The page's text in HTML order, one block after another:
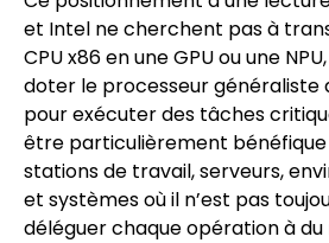
et Intel ne cherchent pas à
CPU x86 en une GPU ou une
doter le processeur généraliste
pour exécuter des tâches
être particulièrement
stations de travail, serveurs,
et systèmes où il n’est pas
déléguer chaque opération à